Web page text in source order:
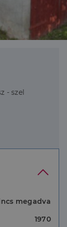
- szel
megadva
1970